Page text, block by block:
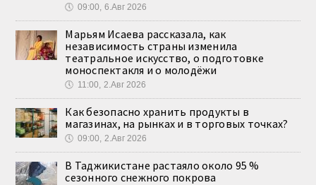
🕔 09:00, 6.Авг 2026
Марьям Исаева рассказала, как
независимость страны изменила
театральное искусство, о подготовке
моноспектакля и о молодёжи
🕔 11:00, 2.Авг 2026
Как безопасно хранить продукты в
магазинах, на рынках и в торговых точках?
🕔 09:00, 2.Авг 2026
В Таджикистане растаяло около 95 %
сезонного снежного покрова